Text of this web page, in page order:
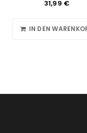
31,99 €
IN DEN